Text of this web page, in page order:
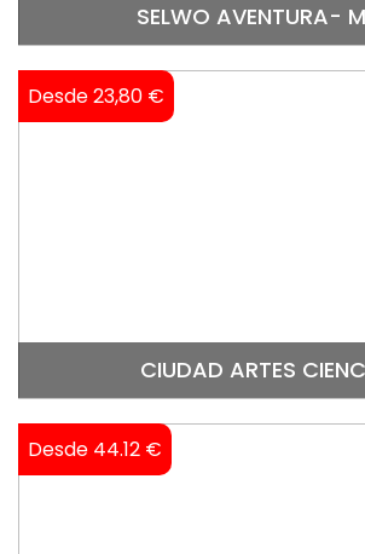
SELWO AVENTURA-
Desde 23,80 €
CIUDAD ARTES
Desde 44.12 €